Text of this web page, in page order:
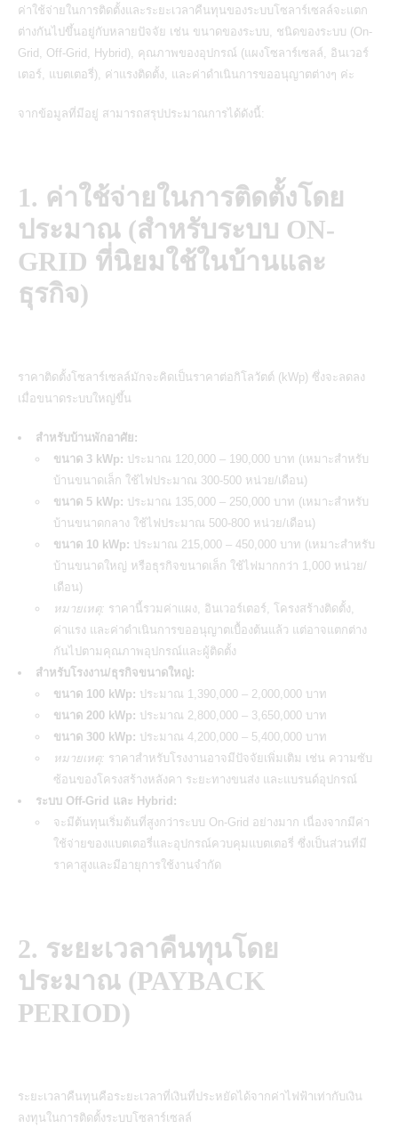
ค่าใช้จ่ายในการติดตั้งและระยะเวลาคืนทุนของระบบโซลาร์เซลล์จะแตก
ต่างกันไปขึ้นอยู่กับหลายปัจจัย เช่น ขนาดของระบบ, ชนิดของระบบ (On-
Grid, Off-Grid, Hybrid), คุณภาพของอุปกรณ์ (แผงโซลาร์เซลล์, อินเวอร์
เตอร์, แบตเตอรี่), ค่าแรงติดตั้ง, และค่าดำเนินการขออนุญาตต่างๆ ค่ะ
จากข้อมูลที่มีอยู่ สามารถสรุปประมาณการได้ดังนี้:
1. ค่าใช้จ่ายในการติดตั้งโดย
ประมาณ (สำหรับระบบ ON-
GRID ที่นิยมใช้ในบ้านและ
ธุรกิจ)
ราคาติดตั้งโซลาร์เซลล์มักจะคิดเป็นราคาต่อกิโลวัตต์ (kWp) ซึ่งจะลดลง
เมื่อขนาดระบบใหญ่ขึ้น
สำหรับบ้านพักอาศัย:
ขนาด 3 kWp: ประมาณ 120,000 – 190,000 บาท (เหมาะสำหรับ
บ้านขนาดเล็ก ใช้ไฟประมาณ 300-500 หน่วย/เดือน)
ขนาด 5 kWp: ประมาณ 135,000 – 250,000 บาท (เหมาะสำหรับ
บ้านขนาดกลาง ใช้ไฟประมาณ 500-800 หน่วย/เดือน)
ขนาด 10 kWp: ประมาณ 215,000 – 450,000 บาท (เหมาะสำหรับ
บ้านขนาดใหญ่ หรือธุรกิจขนาดเล็ก ใช้ไฟมากกว่า 1,000 หน่วย/
เดือน)
หมายเหตุ: ราคานี้รวมค่าแผง, อินเวอร์เตอร์, โครงสร้างติดตั้ง,
ค่าแรง และค่าดำเนินการขออนุญาตเบื้องต้นแล้ว แต่อาจแตกต่าง
กันไปตามคุณภาพอุปกรณ์และผู้ติดตั้ง
สำหรับโรงงาน/ธุรกิจขนาดใหญ่:
ขนาด 100 kWp: ประมาณ 1,390,000 – 2,000,000 บาท
ขนาด 200 kWp: ประมาณ 2,800,000 – 3,650,000 บาท
ขนาด 300 kWp: ประมาณ 4,200,000 – 5,400,000 บาท
หมายเหตุ: ราคาสำหรับโรงงานอาจมีปัจจัยเพิ่มเติม เช่น ความซับ
ซ้อนของโครงสร้างหลังคา ระยะทางขนส่ง และแบรนด์อุปกรณ์
ระบบ Off-Grid และ Hybrid:
จะมีต้นทุนเริ่มต้นที่สูงกว่าระบบ On-Grid อย่างมาก เนื่องจากมีค่า
ใช้จ่ายของแบตเตอรี่และอุปกรณ์ควบคุมแบตเตอรี่ ซึ่งเป็นส่วนที่มี
ราคาสูงและมีอายุการใช้งานจำกัด
2. ระยะเวลาคืนทุนโดย
ประมาณ (PAYBACK
PERIOD)
ระยะเวลาคืนทุนคือระยะเวลาที่เงินที่ประหยัดได้จากค่าไฟฟ้าเท่ากับเงิน
ลงทุนในการติดตั้งระบบโซลาร์เซลล์